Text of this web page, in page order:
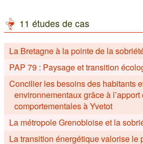
11 études de cas
La Bretagne à la pointe de la
PAP 79 : Paysage et transition
Concilier les besoins des habitants
environnementaux grâce à
comportementales à Yvetot
La métropole Grenobloise et la
La transition énergétique valorise le